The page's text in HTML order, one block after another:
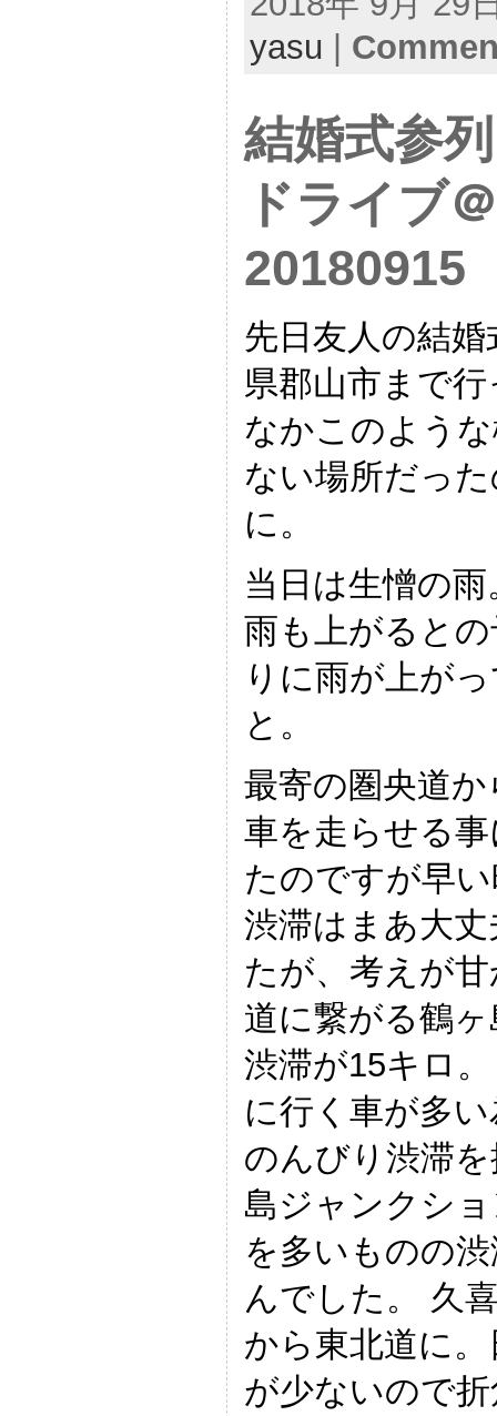
yasu |
結婚式参
ドライブ
20180915
先日友人の結
県郡山市まで
なかこのよう
ない場所だっ
に。
当日は生憎の
雨も上がると
りに雨が上が
と。
最寄の圏央道
車を走らせる
たのですが早
渋滞はまあ大
たが、考えが
道に繋がる鶴
渋滞が15キロ
に行く車が多
のんびり渋滞
島ジャンクシ
を多いものの
んでした。 久
から東北道に
が少ないので